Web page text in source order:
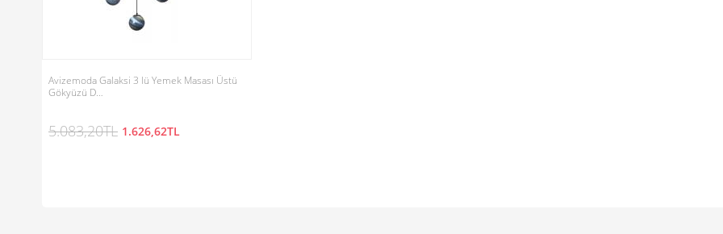
Avizemoda Galaksi 3 lü Yemek Masası Üstü
Gökyüzü D…
5.083,20TL 1.626,62TL